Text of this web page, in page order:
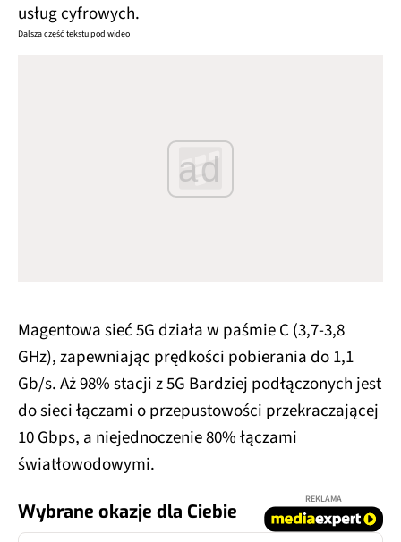
usług cyfrowych.
Dalsza część tekstu pod wideo
ad
Magentowa sieć 5G działa w paśmie C (3,7-3,8
GHz), zapewniając prędkości pobierania do 1,1
Gb/s. Aż 98% stacji z 5G Bardziej podłączonych jest
do sieci łączami o przepustowości przekraczającej
10 Gbps, a niejednoczenie 80% łączami
światłowodowymi.
Wybrane okazje dla Ciebie
REKLAMA